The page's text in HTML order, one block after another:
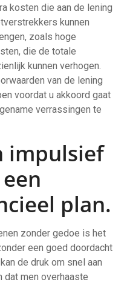
kosten die aan de lening
kunnen
zoals hoge
die de totale
kunnen verhogen.
van de lening
voordat u akkoord gaat
verrassingen te
impulsief
plan.
zonder gedoe is het
een goed doordacht
de druk om snel aan
men overhaaste